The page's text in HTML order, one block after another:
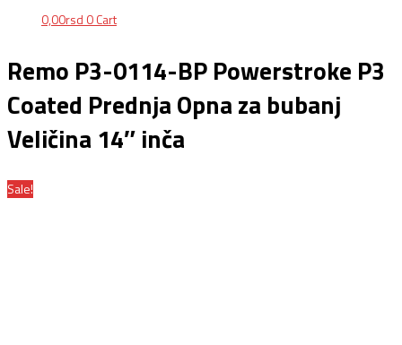
0,00rsd 0 Cart
Remo P3-0114-BP Powerstroke P3
Coated Prednja Opna za bubanj
Veličina 14″ inča
Sale!